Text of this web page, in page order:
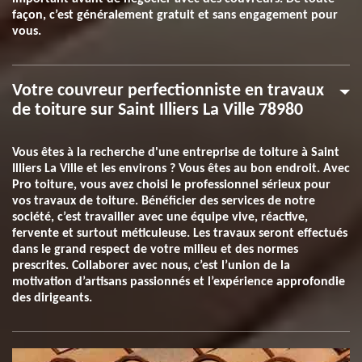
façon, c’est généralement gratuit et sans engagement pour
vous.
Votre couvreur perfectionniste en travaux
de toiture sur Saint Illiers La Ville 78980
Vous êtes à la recherche d'une entreprise de toiture à Saint
Illiers La Ville et les environs ? Vous êtes au bon endroit. Avec
Pro toiture, vous avez choisi le professionnel sérieux pour
vos travaux de toiture. Bénéficier des services de notre
société, c’est travailler avec une équipe vive, réactive,
fervente et surtout méticuleuse. Les travaux seront effectués
dans le grand respect de votre milieu et des normes
prescrites. Collaborer avec nous, c’est l’union de la
motivation d’artisans passionnés et l’expérience approfondie
des dirigeants.